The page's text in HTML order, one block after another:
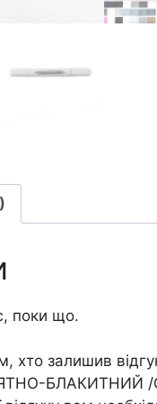
поки що.
хто залишив
БЛАКИТНИЙ /